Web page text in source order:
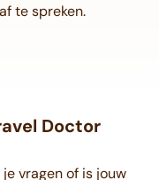
te spreken.
Doctor
vragen of is jouw